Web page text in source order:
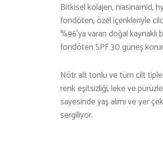
Bitkisel kolajen, niasinamid,
fondöten, özel içerikleriyle
%96’ya varan doğal
fondöten SPF 30 güneş
Nötr alt tonlu ve tüm cilt
renk eşitsizliği, leke ve
sayesinde yaş alımı ve yer
sergiliyor.